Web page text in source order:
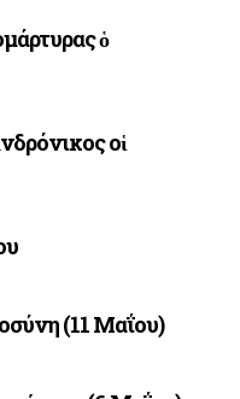
ὁ
οἱ
(11 Μαΐου)